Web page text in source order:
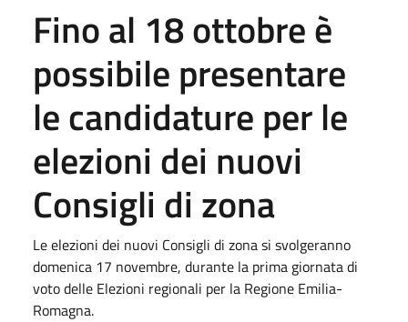
Fino al 18 ottobre è
possibile presentare
le candidature per le
elezioni dei nuovi
Consigli di zona
Le elezioni dei nuovi Consigli di zona si svolgeranno
domenica 17 novembre, durante la prima giornata di
voto delle Elezioni regionali per la Regione Emilia-
Romagna.